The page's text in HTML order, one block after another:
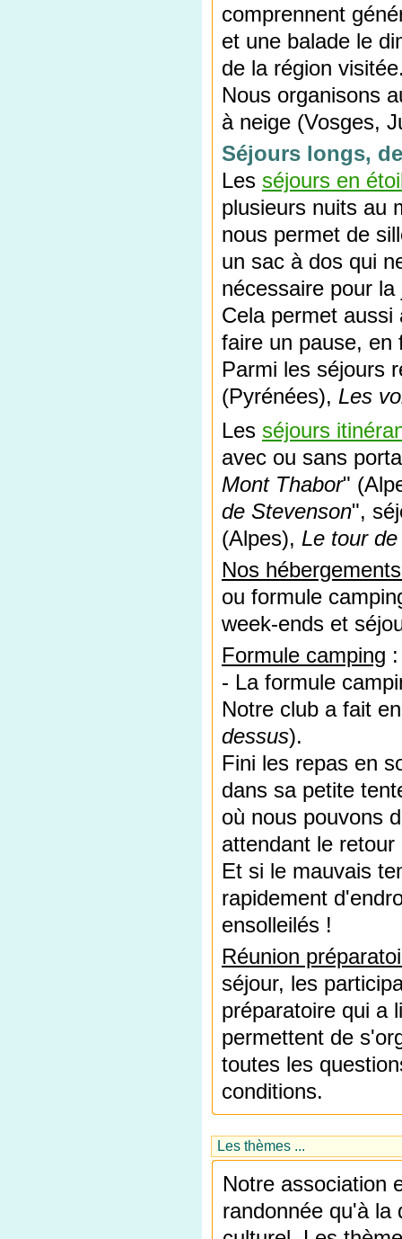
comprennent
et une balade le
de la région
Nous organisons
à neige (Vosges,
Séjours longs,
Les séjours en
plusieurs nuits au
nous permet de
un sac à dos qui
nécessaire pour la
Cela permet aussi
faire un pause, en
Parmi les séjours
(Pyrénées), Les
Les séjours
avec ou sans
Mont Thabor"
de Stevenson",
(Alpes), Le tour
Nos
ou formule
week-ends et
Formule camping :
- La formule
Notre club a fait
dessus).
Fini les repas en
dans sa petite
où nous pouvons
attendant le retour
Et si le mauvais
rapidement
ensolleilés !
Réunion
séjour, les
préparatoire qui a
permettent de
toutes les
conditions.
Les thèmes ...
Notre association
randonnée qu'à la